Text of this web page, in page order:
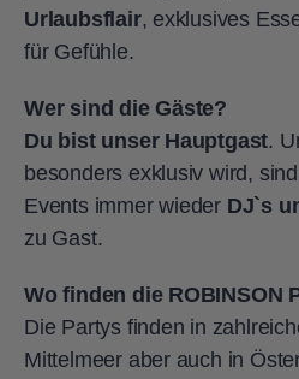
Urlaubsflair, exklusives
für Gefühle.
Wer sind die Gäste?
Du bist unser Hauptgast.
besonders exklusiv wird,
Events immer wieder DJ`s
zu Gast.
Wo finden die ROBINSON
Die Partys finden in
Mittelmeer aber auch in